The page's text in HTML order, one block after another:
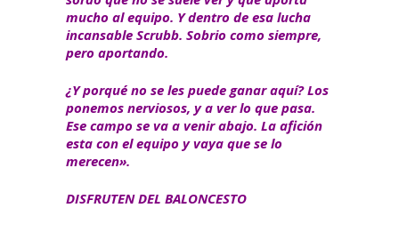
mucho al equipo. Y dentro de esa lucha
incansable Scrubb. Sobrio como siempre,
pero aportando.
¿Y porqué no se les puede ganar aquí? Los
ponemos nerviosos, y a ver lo que pasa.
Ese campo se va a venir abajo. La afición
esta con el equipo y vaya que se lo
merecen».
DISFRUTEN DEL BALONCESTO